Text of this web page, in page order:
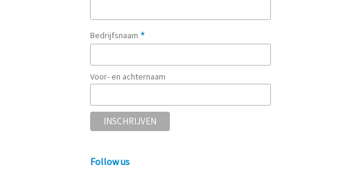
Bedrijfsnaam *
Voor- en achternaam
Follow us